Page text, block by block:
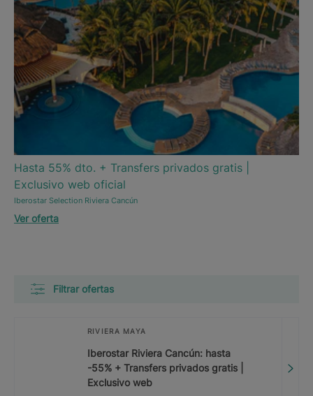
Hasta 55% dto. + Transfers privados gratis |
Exclusivo web oficial
Iberostar Selection Riviera Cancún
Ver oferta
Filtrar ofertas
RIVIERA MAYA
Iberostar Riviera Cancún: hasta
-55% + Transfers privados gratis |
Exclusivo web